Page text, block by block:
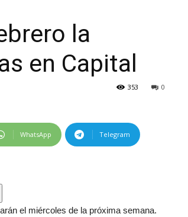
la
en Capital
0
353
WhatsApp Telegram
el miércoles de la próxima semana.